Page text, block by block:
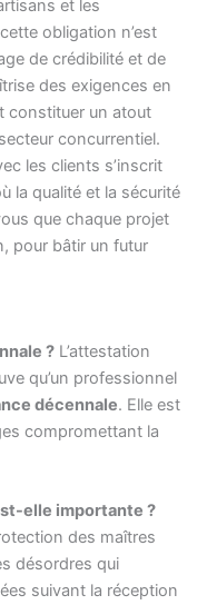
et les
obligation n’est
de crédibilité et de
des exigences en
constituer un atout
concurrentiel.
les clients s’inscrit
la qualité et la sécurité
que chaque projet
pour bâtir un futur
? L’attestation
qu’un professionnel
décennale. Elle est
compromettant la
elle importante ?
des maîtres
désordres qui
suivant la réception